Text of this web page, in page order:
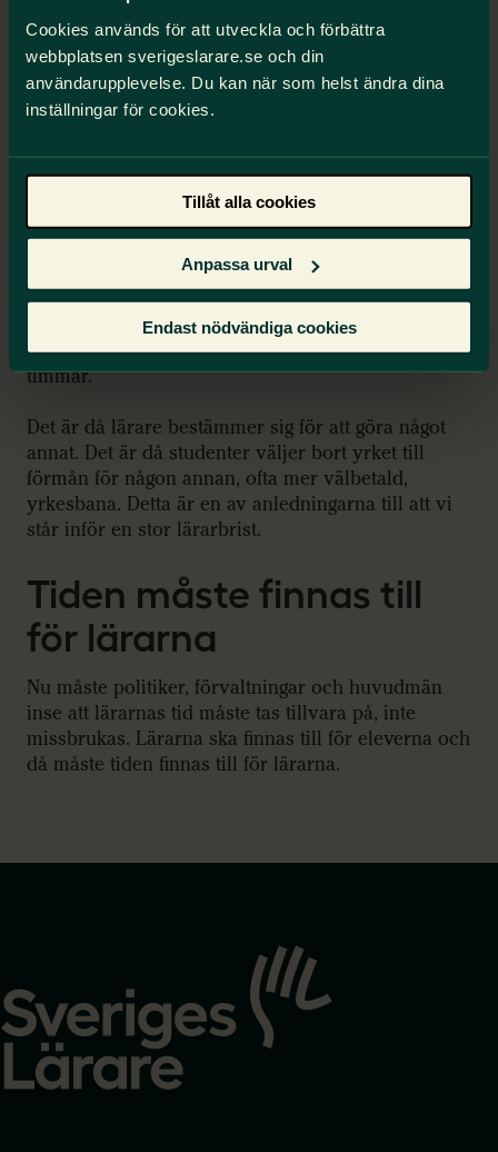
Cookies används för att utveckla och förbättra
webbplatsen sverigeslarare.se och din
användarupplevelse. Du kan när som helst ändra dina
inställningar för cookies.
Tillåt alla cookies
Anpassa urval
Endast nödvändiga cookies
När lärare är stressade och inte hinner förbereda
och efterarbeta lektioner, tvingas ta ledigt för att
hinna rätta nationella prov och belastas med
administration, går det direkt ut över eleverna.
Och det är då samvetsstressen smyger sig på.
Läraren, som inget hellre vill än att utmana, stötta
och peppa eleverna, har plötsligt ingen tid över till
Glädjen över undervisningsarbetet, entusiasmen
och kreativiteten riskerar då att överskuggas av
”måsten”, administration och för många långa
timmar.
Det är då lärare bestämmer sig för att göra något
annat. Det är då studenter väljer bort yrket till
förmån för någon annan, ofta mer välbetald,
yrkesbana. Detta är en av anledningarna till att vi
står inför en stor lärarbrist.
Tiden måste finnas till
för lärarna
Nu måste politiker, förvaltningar och huvudmän
inse att lärarnas tid måste tas tillvara på, inte
missbrukas. Lärarna ska finnas till för eleverna och
då måste tiden finnas till för lärarna.
startsidan